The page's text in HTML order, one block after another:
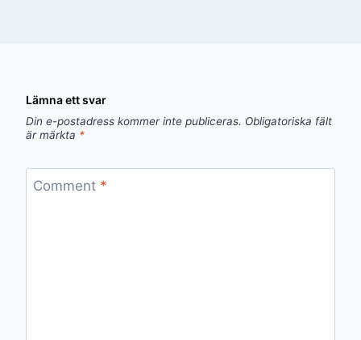
Lämna ett svar
Din e-postadress kommer inte publiceras. Obligatoriska fält
är märkta *
Comment *